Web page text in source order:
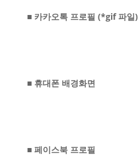
■ 카카오톡 프로필 (*gif 파일)
■ 휴대폰 배경화면
■ 페이스북 프로필